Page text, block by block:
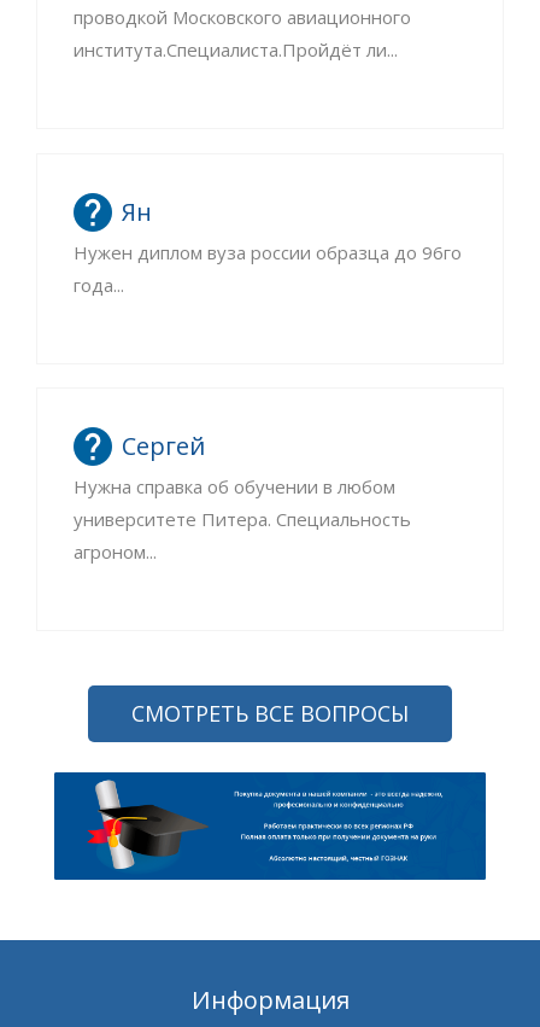
проводкой Московского авиационного
института.Специалиста.Пройдёт ли...
Ян
Нужен диплом вуза россии образца до 96го
года...
Сергей
Нужна справка об обучении в любом
университете Питера. Специальность
агроном...
СМОТРЕТЬ ВСЕ ВОПРОСЫ
Информация